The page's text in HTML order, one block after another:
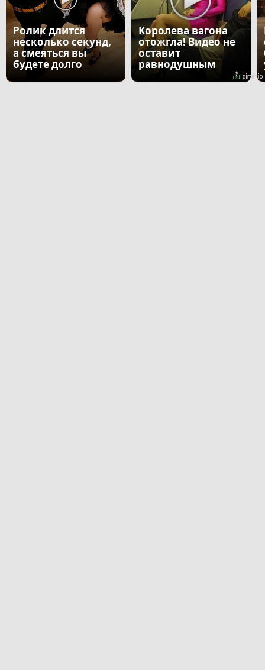
Ролик длится
несколько секунд,
а смеяться вы
будете долго
Королева вагона
отожгла! Видео не
оставит
равнодушным